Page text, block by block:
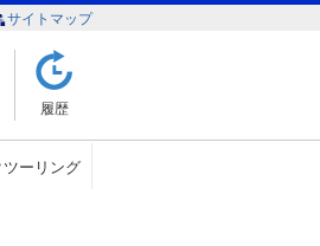
サイトマップ
履歴
ツーリング